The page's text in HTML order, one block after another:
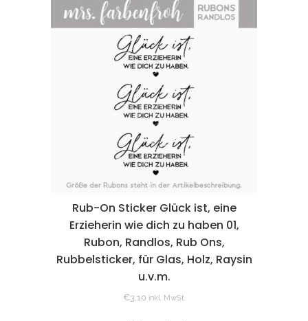
Rub-On Sticker Glück ist, eine
Erzieherin wie dich zu haben 01,
Rubon, Randlos, Rub Ons,
Rubbelsticker, für Glas, Holz, Raysin
u.v.m.
€3,10 inkl. MwSt.